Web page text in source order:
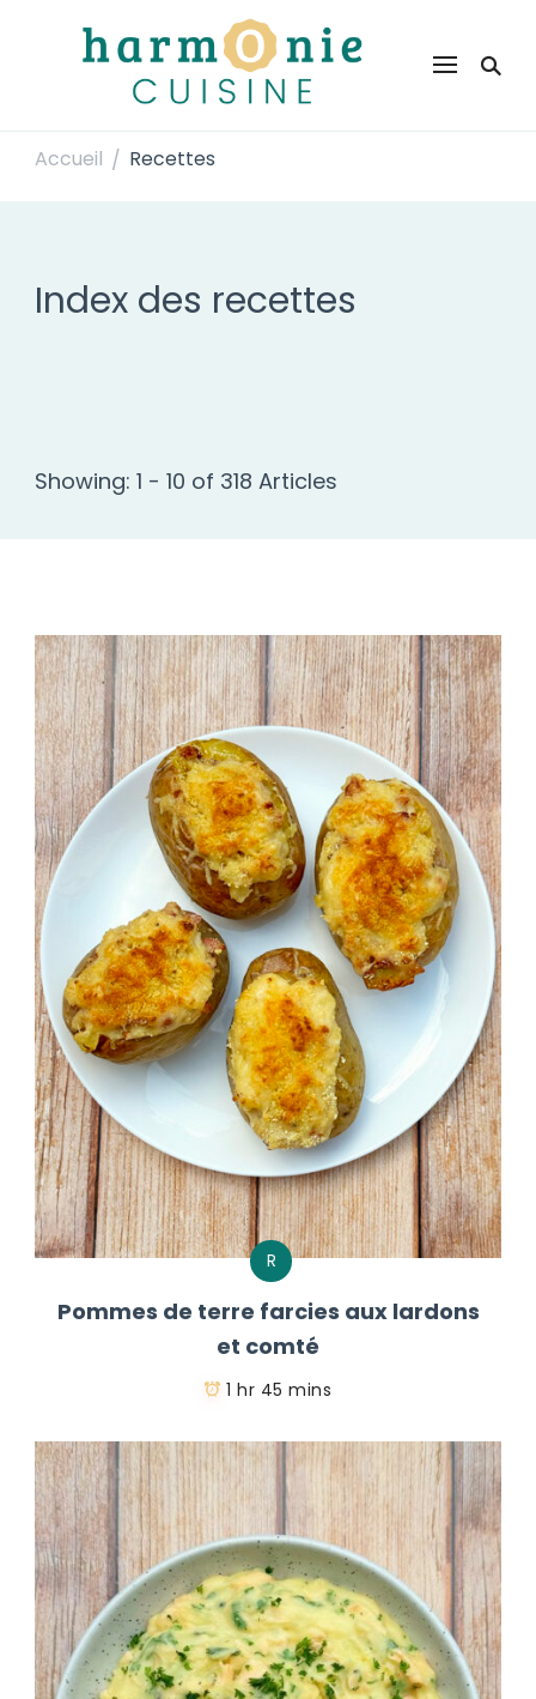
Harmonie Cuisine
Accueil / Recettes
Index des recettes
Showing: 1 - 10 of 318 Articles
R
Pommes de terre farcies aux lardons
et comté
1 hr 45 mins